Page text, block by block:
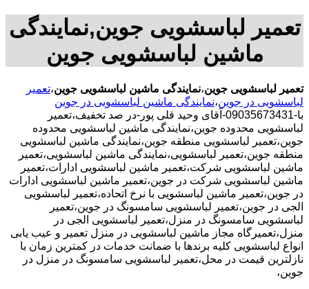
تعمیر لباسشویی جوین,نمایندگی
ماشین لباسشویی جوین
تعمیر لباسشویی جوین،نمایندگی ماشین لباسشویی جوین،تعمیر
لباسشویی در جوین،نمایندگی ماشین لباسشویی در جوین
با-09035673431-آقای وحید قلی پور-در صد تخفیف،تعمیر
لباسشویی محدوده جوین،نمایندگی ماشین لباسشویی محدوده
جوین،تعمیر لباسشویی منطقه جوین،نمایندگی ماشین لباسشویی
منطقه جوین،تعمیر لباسشویی،نمایندگی ماشین لباسشویی،تعمیر
ماشین لباسشویی شرکت،تعمیر ماشین لباسشویی ادارات،تعمیر
ماشین لباسشویی شرکت در جوین،تعمیر ماشین لباسشویی ادارات
در جوین،تعمیر ماشین لباسشویی با نرخ اتحاده،تعمیر لباسشویی
الجی در جوین،تعمیر لباسشویی سامسونگ در جوین،تعمیر
لباسشویی سامسونگ در منزل،تعمیر لباسشویی الجی در
منزل،تعمیرگاه مجاز ماشین لباسشویی در منزل تعمیر و عیب یابی
انواع لباسشویی کلیه برندها با ضمانت خدمات در کمترین زمان با
نازلترین قیمت در محل،تعمیر لباسشویی سامسونگ در منزل در
جوین،